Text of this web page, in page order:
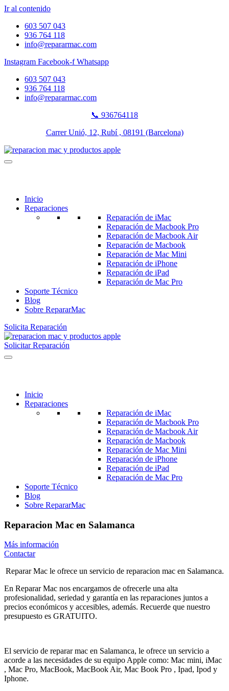
Ir al contenido
603 507 043
936 764 118
info@repararmac.com
Instagram Facebook-f Whatsapp
603 507 043
936 764 118
info@repararmac.com
📞 936764118
Carrer Unió, 12, Rubí , 08191 (Barcelona)
Inicio
Reparaciones
Reparación de iMac
Reparación de Macbook Pro
Reparación de Macbook Air
Reparación de Macbook
Reparación de Mac Mini
Reparación de iPhone
Reparación de iPad
Reparación de Mac Pro
Soporte Técnico
Blog
Sobre RepararMac
Solicita Reparación
Solicitar Reparación
Inicio
Reparaciones
Reparación de iMac
Reparación de Macbook Pro
Reparación de Macbook Air
Reparación de Macbook
Reparación de Mac Mini
Reparación de iPhone
Reparación de iPad
Reparación de Mac Pro
Soporte Técnico
Blog
Sobre RepararMac
Reparacion Mac en Salamanca
Más información
Contactar
Reparar Mac le ofrece un servicio de reparacion mac en Salamanca.
En Reparar Mac nos encargamos de ofrecerle una alta
profesionalidad, seriedad y garantía en las reparaciones juntos a
precios económicos y accesibles, además. Recuerde que nuestro
presupuesto es GRATUITO.
El servicio de reparar mac en Salamanca, le ofrece un servicio a
acorde a las necesidades de su equipo Apple como: Mac mini, iMac
, Mac Pro, MacBook, MacBook Air, Mac Book Pro , Ipad, Ipod y
Iphone.